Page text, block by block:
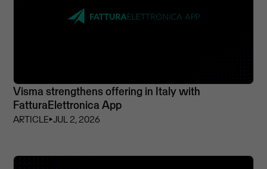
Visma strengthens offering in Italy with
FatturaElettronica App
ARTICLE⏵JUL 2, 2026